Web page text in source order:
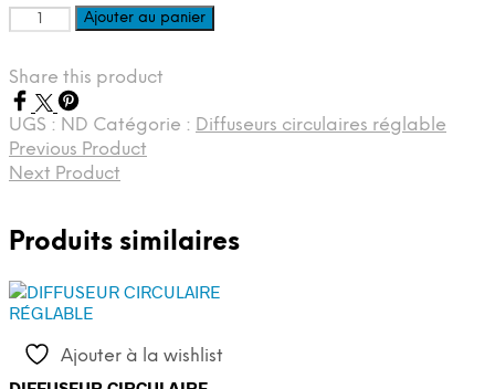
quantité
de
CIRCULAIRE
RÉGLABLE
+
REGISTRE
INTÉGRÉ
Ajouter au panier
Share this product
UGS : ND Catégorie : Diffuseurs circulaires réglable
Previous Product
Next Product
Produits similaires
Ajouter à la wishlist